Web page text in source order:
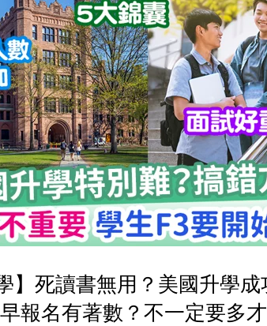
】死讀書無用？美國升學
報名有著數？不一定要多